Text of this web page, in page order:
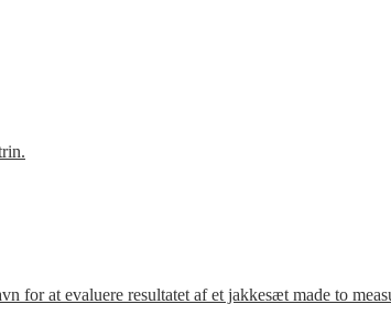
for at evaluere resultatet af et jakkesæt made to